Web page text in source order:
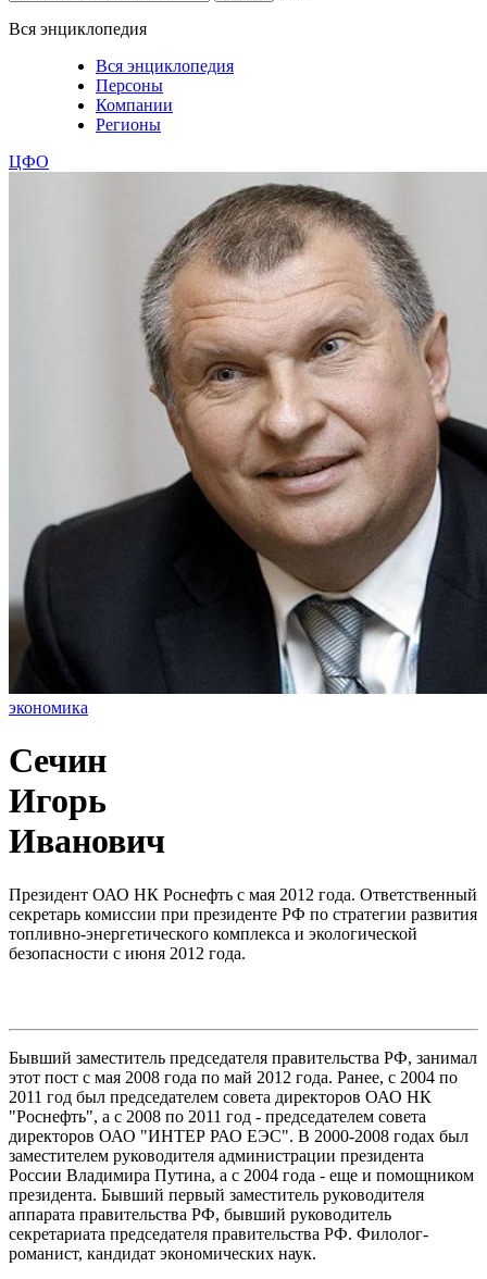
Вся энциклопедия
Вся энциклопедия
Персоны
Компании
Регионы
ЦФО
экономика
Сечин
Игорь
Иванович
Президент ОАО НК Роснефть с мая 2012 года. Ответственный
секретарь комиссии при президенте РФ по стратегии развития
топливно-энергетического комплекса и экологической
безопасности с июня 2012 года.
Бывший заместитель председателя правительства РФ, занимал
этот пост с мая 2008 года по май 2012 года. Ранее, с 2004 по
2011 год был председателем совета директоров ОАО НК
"Роснефть", а с 2008 по 2011 год - председателем совета
директоров ОАО "ИНТЕР РАО ЕЭС". В 2000-2008 годах был
заместителем руководителя администрации президента
России Владимира Путина, а с 2004 года - еще и помощником
президента. Бывший первый заместитель руководителя
аппарата правительства РФ, бывший руководитель
секретариата председателя правительства РФ. Филолог-
романист, кандидат экономических наук.